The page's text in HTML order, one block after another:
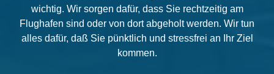
wichtig. Wir sorgen dafür, dass Sie rechtzeitig am
Flughafen sind oder von dort abgeholt werden. Wir tun
alles dafür, daß Sie pünktlich und stressfrei an Ihr Ziel
kommen.